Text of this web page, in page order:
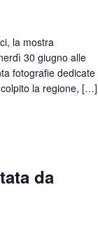
la mostra
30 giugno alle
fotografie dedicate
la regione, […]
da